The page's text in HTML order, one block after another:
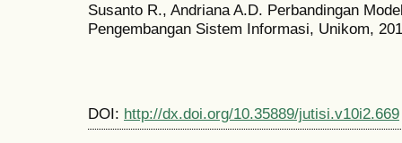
Susanto R., Andriana A.D. Perbandingan
Pengembangan Sistem Informasi, Unikom,
DOI: http://dx.doi.org/10.35889/jutisi.v10i2.669